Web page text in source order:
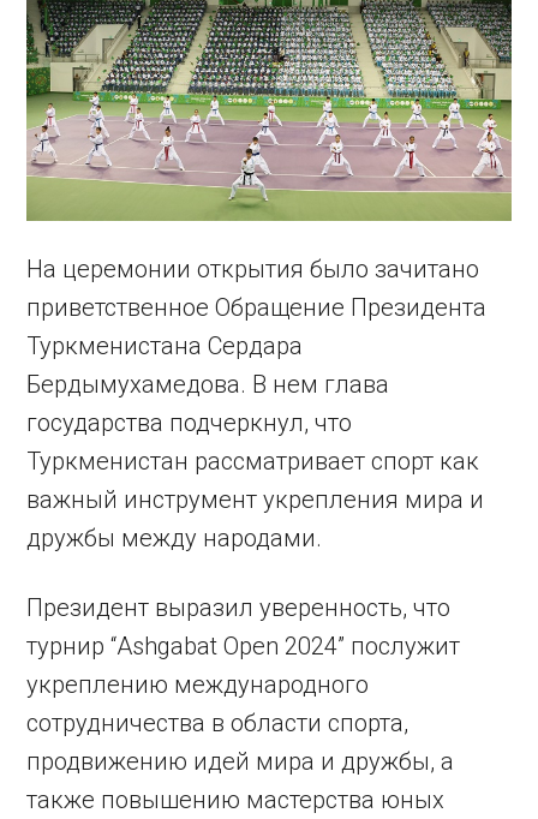
На церемонии открытия было зачитано
приветственное Обращение Президента
Туркменистана Сердара
Бердымухамедова. В нем глава
государства подчеркнул, что
Туркменистан рассматривает спорт как
важный инструмент укрепления мира и
дружбы между народами.
Президент выразил уверенность, что
турнир “Ashgabat Open 2024” послужит
укреплению международного
сотрудничества в области спорта,
продвижению идей мира и дружбы, а
также повышению мастерства юных